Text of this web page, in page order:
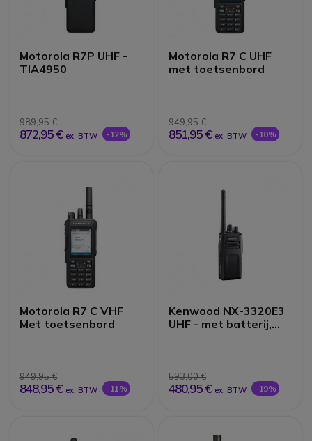
Motorola R7P UHF -
TIA4950
989,95 €
872,95 € ex. BTW -12%
Motorola R7 C UHF
met toetsenbord
949,95 €
851,95 € ex. BTW -10%
Motorola R7 C VHF
Met toetsenbord
949,95 €
848,95 € ex. BTW -11%
Kenwood NX-3320E3
UHF - met batterij,
593,00 €
480,95 € ex. BTW -19%